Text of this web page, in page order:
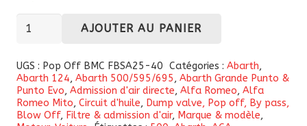
quantité
Pop-
off
BMC
pour
AJOUTER AU PANIER
UGS : Pop Off BMC FBSA25-40 Catégories : Abarth,
Abarth 124, Abarth 500/595/695, Abarth Grande Punto &
Punto Evo, Admission d'air directe, Alfa Romeo, Alfa
Romeo Mito, Circuit d'huile, Dump valve, Pop off, By pass,
Blow Off, Filtre & admission d'air, Marque & modèle,